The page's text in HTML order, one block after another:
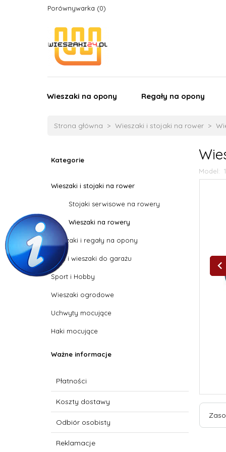
Porównywarka
Wieszaki na opony Regały na opony
Strona główna Wieszaki i stojaki na rower
Kategorie
Wieszaki i stojaki na rower
Stojaki serwisowe na rowery
Wieszaki na rowery
Wieszaki i regały na opony
Półki i wieszaki do garażu
Sport i Hobby
Wieszaki ogrodowe
Uchwyty mocujące
Haki mocujące
Ważne informacje
Płatności
Koszty dostawy
Odbiór osobisty
Reklamacje
Model: